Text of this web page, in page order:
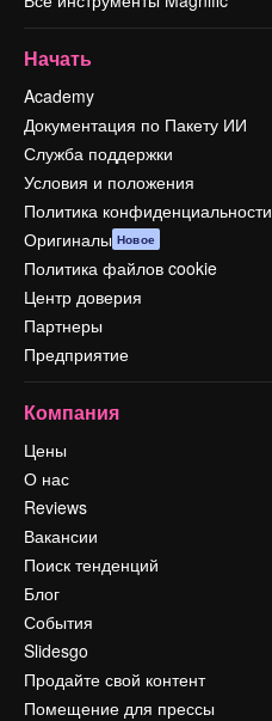
Начать
Academy
Документация по Пакету ИИ
Служба поддержки
Условия и положения
Политика конфиденциальности
Оригиналы Новое
Политика файлов cookie
Центр доверия
Партнеры
Предприятие
Компания
Цены
О нас
Reviews
Вакансии
Поиск тенденций
Блог
События
Slidesgo
Продайте свой контент
Помещение для прессы